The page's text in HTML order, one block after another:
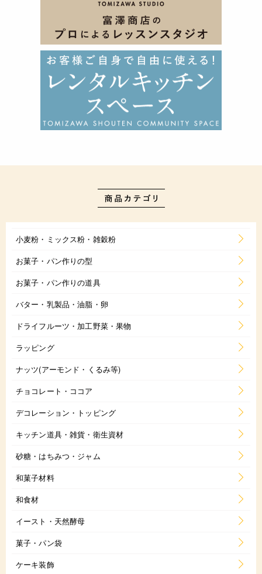
小麦粉・ミックス粉・雑穀粉
お菓子・パン作りの型
お菓子・パン作りの道具
バター・乳製品・油脂・卵
ドライフルーツ・加工野菜・果物
ラッピング
ナッツ(アーモンド・くるみ等)
チョコレート・ココア
デコレーション・トッピング
キッチン道具・雑貨・衛生資材
砂糖・はちみつ・ジャム
和菓子材料
和食材
イースト・天然酵母
菓子・パン袋
ケーキ装飾